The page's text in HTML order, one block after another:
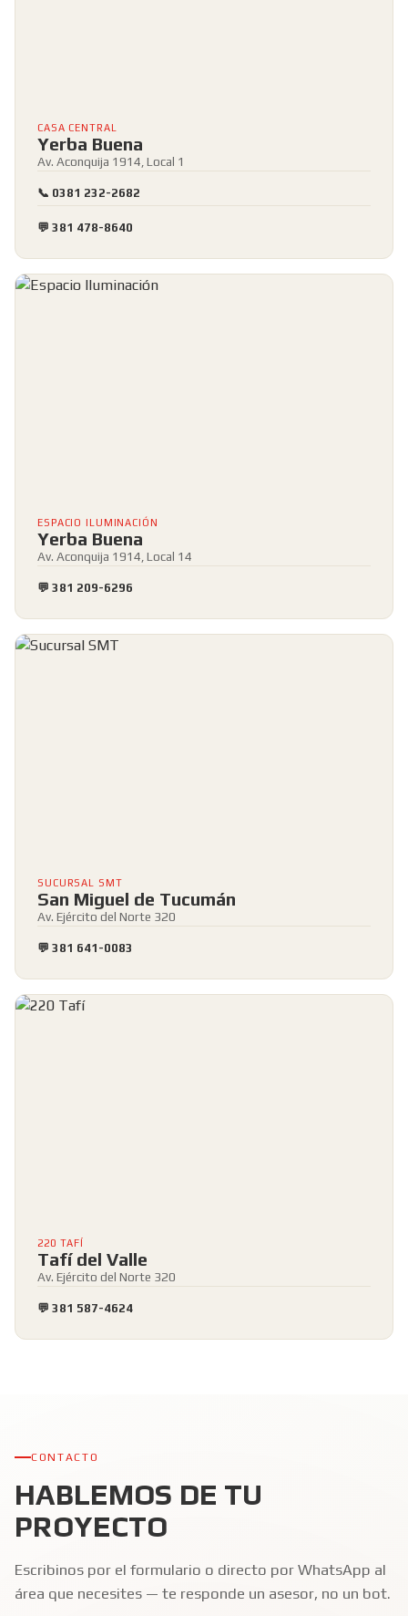
CASA CENTRAL
Yerba Buena
Av. Aconquija 1914, Local 1
📞 0381 232-2682
💬 381 478-8640
ESPACIO ILUMINACIÓN
Yerba Buena
Av. Aconquija 1914, Local 14
💬 381 209-6296
SUCURSAL SMT
San Miguel de Tucumán
Av. Ejército del Norte 320
💬 381 641-0083
220 TAFÍ
Tafí del Valle
Av. Ejército del Norte 320
💬 381 587-4624
CONTACTO
HABLEMOS DE TU
PROYECTO
Escribinos por el formulario o directo por WhatsApp al
área que necesites — te responde un asesor, no un bot.